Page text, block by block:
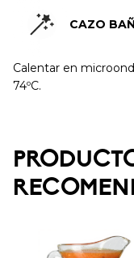
CAZO
Calentar en
74ºC.